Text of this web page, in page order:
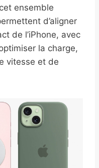
ensemble
d’aligner
de l’iPhone, avec
la charge,
vitesse et de